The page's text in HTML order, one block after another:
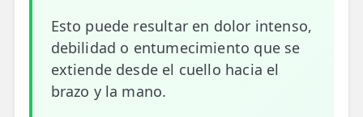
🎁 Tarjetas Regalo
🛒 Carrito
❤️ Ofertas
Esto puede resultar en dolor intenso,
debilidad o entumecimiento que se
extiende desde el cuello hacia el
brazo y la mano.